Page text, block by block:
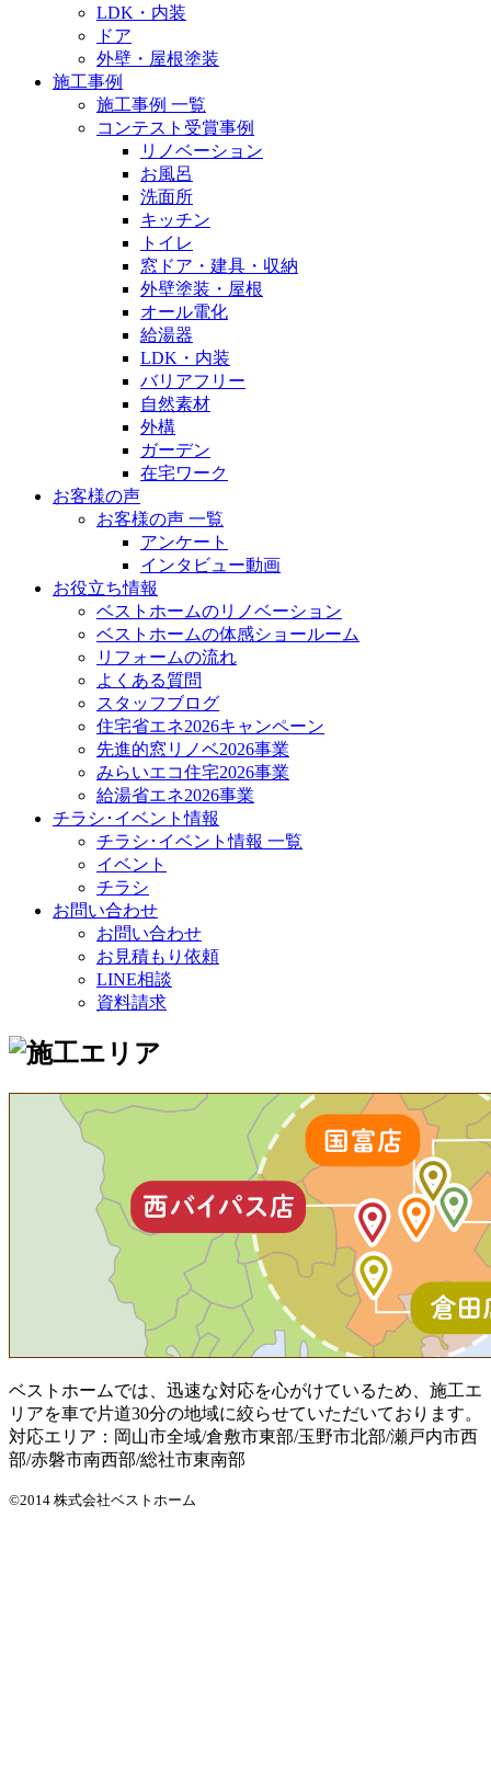
LDK・内装
ドア
外壁・屋根塗装
施工事例
施工事例 一覧
コンテスト受賞事例
リノベーション
お風呂
洗面所
キッチン
トイレ
窓ドア・建具・収納
外壁塗装・屋根
オール電化
給湯器
LDK・内装
バリアフリー
自然素材
外構
ガーデン
在宅ワーク
お客様の声
お客様の声 一覧
アンケート
インタビュー動画
お役立ち情報
ベストホームのリノベーション
ベストホームの体感ショールーム
リフォームの流れ
よくある質問
スタッフブログ
住宅省エネ2026キャンペーン
先進的窓リノベ2026事業
みらいエコ住宅2026事業
給湯省エネ2026事業
チラシ･イベント情報
チラシ･イベント情報 一覧
イベント
チラシ
お問い合わせ
お問い合わせ
お見積もり依頼
LINE相談
資料請求
ベストホームでは、迅速な対応を心がけているため、施工エ
リアを車で片道30分の地域に絞らせていただいております。
対応エリア：岡山市全域/倉敷市東部/玉野市北部/瀬戸内市西
部/赤磐市南西部/総社市東南部
©2014 株式会社ベストホーム